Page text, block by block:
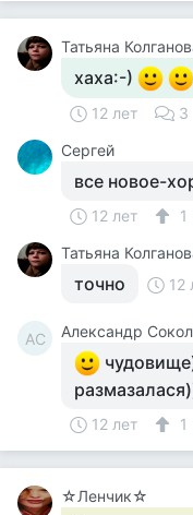
Татьяна
хаха:-)
12 лет 3
Cергей
все новое-
12 лет
1
Татьяна
точно 12
АС Александр
12 лет 1
☆Ленчик☆